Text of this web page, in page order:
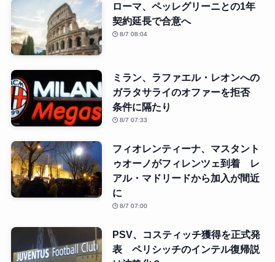
ローマ、ペッレグリーニとの1年
契約延長で合意へ
8/7 08:04
ミラン、ラファエル・レオンへの
ガラタサライのオファーを拒否
条件に隔たり
8/7 07:33
フィオレンティーナ、マスタント
ゥオーノがフィレンツェ到着 レ
アル・マドリードから加入が間近
に
8/7 07:00
PSV、コスティッチ獲得を正式発
表 ペリシッチのインテル復帰説